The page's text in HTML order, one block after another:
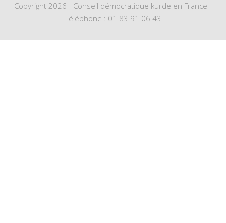
Copyright 2026 - Conseil démocratique kurde en France -
Téléphone : 01 83 91 06 43